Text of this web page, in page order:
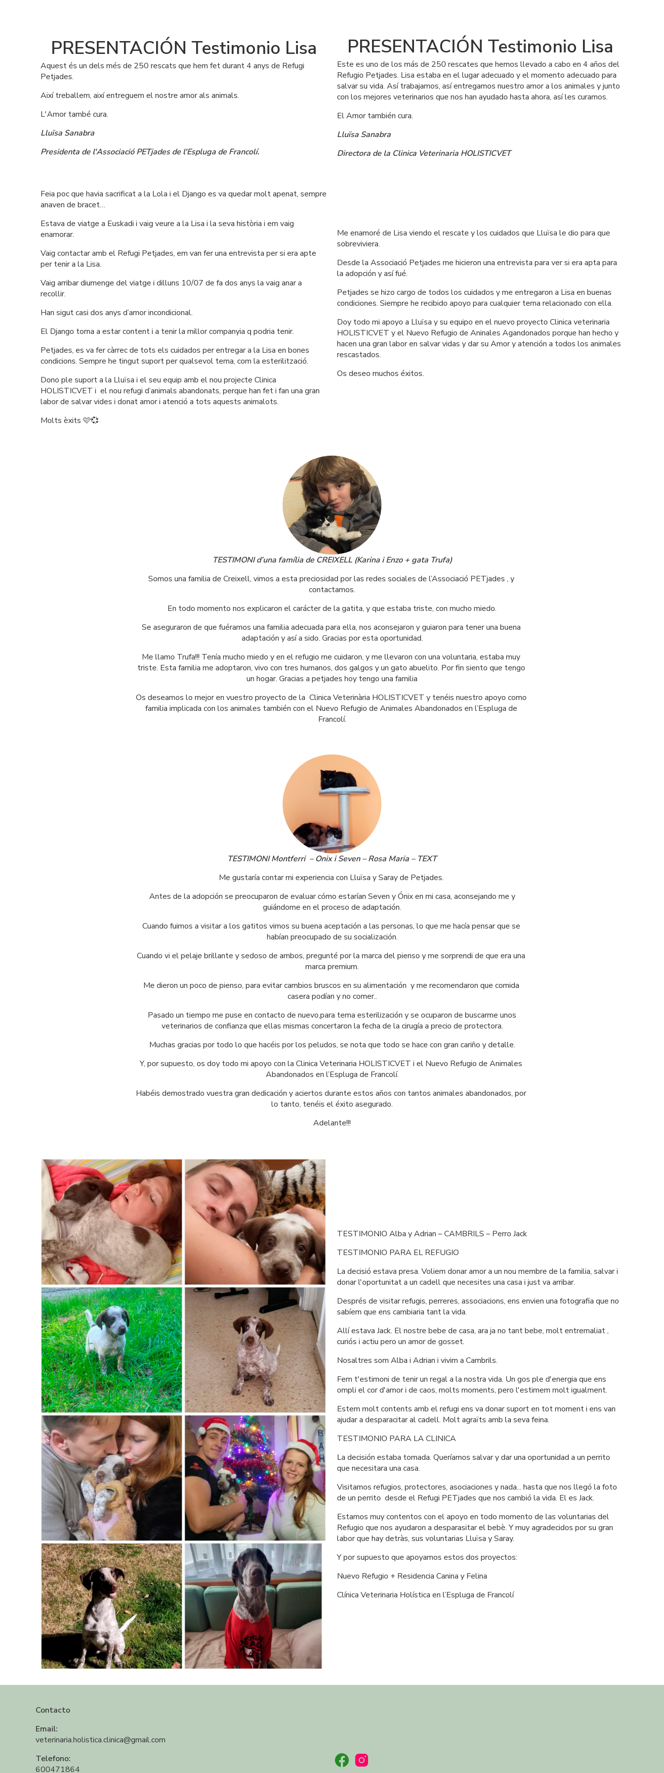
PRESENTACIÓN Testimonio Lisa
Aquest és un dels més de 250 rescats que hem fet durant 4 anys de Refugi
Petjades.
Així treballem, així entreguem el nostre amor als animals.
L'Amor també cura.
Lluïsa Sanabra
Presidenta de l'Associació PETjades de l'Espluga de Francolí.
PRESENTACIÓN Testimonio Lisa
Este es uno de los más de 250 rescates que hemos llevado a cabo en 4 años del
Refugio Petjades. Lisa estaba en el lugar adecuado y el momento adecuado para
salvar su vida. Así trabajamos, así entregamos nuestro amor a los animales y junto
con los mejores veterinarios que nos han ayudado hasta ahora, así les curamos.
El Amor también cura.
Lluïsa Sanabra
Directora de la Clinica Veterinaria HOLISTICVET
Feia poc que havia sacrificat a la Lola i el Django es va quedar molt apenat, sempre
anaven de bracet…
Estava de viatge a Euskadi i vaig veure a la Lisa i la seva història i em vaig
enamorar.
Vaig contactar amb el Refugi Petjades, em van fer una entrevista per si era apte
per tenir a la Lisa.
Vaig arribar diumenge del viatge i dilluns 10/07 de fa dos anys la vaig anar a
recollir.
Han sigut casi dos anys d’amor incondicional.
El Django torna a estar content i a tenir la millor companyia q podria tenir.
Petjades, es va fer càrrec de tots els cuidados per entregar a la Lisa en bones
condicions. Sempre he tingut suport per qualsevol tema, com la esterilització.
Dono ple suport a la Lluïsa i el seu equip amb el nou projecte Clinica
HOLISTICVET i  el nou refugi d’animals abandonats, perque han fet i fan una gran
labor de salvar vides i donat amor i atenció a tots aquests animalots.
Molts èxits 🩷💞
Me enamoré de Lisa viendo el rescate y los cuidados que Lluïsa le dio para que
sobreviviera.
Desde la Associació Petjades me hicieron una entrevista para ver si era apta para
la adopción y así fué.
Petjades se hizo cargo de todos los cuidados y me entregaron a Lisa en buenas
condiciones. Siempre he recibido apoyo para cualquier tema relacionado con ella.
Doy todo mi apoyo a Lluïsa y su equipo en el nuevo proyecto Clinica veterinaria
HOLISTICVET y el Nuevo Refugio de Aninales Agandonados porque han hecho y
hacen una gran labor en salvar vidas y dar su Amor y atención a todos los animales
rescastados.
Os deseo muchos éxitos.
TESTIMONI d’una família de CREIXELL (Karina i Enzo + gata Trufa)
Somos una familia de Creixell, vimos a esta preciosidad por las redes sociales de l’Associació PETjades , y
contactamos.
En todo momento nos explicaron el carácter de la gatita, y que estaba triste, con mucho miedo.
Se aseguraron de que fuéramos una familia adecuada para ella, nos aconsejaron y guiaron para tener una buena
adaptación y así a sido. Gracias por esta oportunidad.
Me llamo Trufa!!! Tenía mucho miedo y en el refugio me cuidaron, y me llevaron con una voluntaria, estaba muy
triste. Esta familia me adoptaron, vivo con tres humanos, dos galgos y un gato abuelito. Por fin siento que tengo
un hogar. Gracias a petjades hoy tengo una familia
Os deseamos lo mejor en vuestro proyecto de la  Clinica Veterinària HOLISTICVET y tenéis nuestro apoyo como
familia implicada con los animales también con el Nuevo Refugio de Animales Abandonados en l’Espluga de
Francolí.
TESTIMONI Montferri  – Onix i Seven – Rosa Maria – TEXT
Me gustaría contar mi experiencia con Lluïsa y Saray de Petjades.
Antes de la adopción se preocuparon de evaluar cómo estarían Seven y Ónix en mi casa, aconsejando me y
guiándome en el proceso de adaptación.
Cuando fuimos a visitar a los gatitos vimos su buena aceptación a las personas, lo que me hacía pensar que se
habían preocupado de su socialización.
Cuando vi el pelaje brillante y sedoso de ambos, pregunté por la marca del pienso y me sorprendi de que era una
marca premium.
Me dieron un poco de pienso, para evitar cambios bruscos en su alimentación  y me recomendaron que comida
casera podían y no comer..
Pasado un tiempo me puse en contacto de nuevo,para tema esterilización y se ocuparon de buscarme unos
veterinarios de confianza que ellas mismas concertaron la fecha de la cirugía a precio de protectora.
Muchas gracias por todo lo que hacéis por los peludos, se nota que todo se hace con gran cariño y detalle.
Y, por supuesto, os doy todo mi apoyo con la Clinica Veterinaria HOLISTICVET i el Nuevo Refugio de Animales
Abandonados en l’Espluga de Francolí.
Habéis demostrado vuestra gran dedicación y aciertos durante estos años con tantos animales abandonados, por
lo tanto, tenéis el éxito asegurado.
Adelante!!!
TESTIMONIO Alba y Adrian – CAMBRILS – Perro Jack
TESTIMONIO PARA EL REFUGIO
La decisió estava presa. Voliem donar amor a un nou membre de la familia, salvar i
donar l'oportunitat a un cadell que necesites una casa i just va arribar.
Després de visitar refugis, perreres, associacions, ens envien una fotografia que no
sabíem que ens cambiaria tant la vida.
Allí estava Jack. El nostre bebe de casa, ara ja no tant bebe, molt entremaliat ,
curiós i actiu pero un amor de gosset.
Nosaltres som Alba i Adrian i vivim a Cambrils.
Fem t'estimoni de tenir un regal a la nostra vida. Un gos ple d'energia que ens
ompli el cor d'amor i de caos, molts moments, pero l'estimem molt igualment.
Estem molt contents amb el refugi ens va donar suport en tot moment i ens van
ajudar a desparacitar al cadell. Molt agraïts amb la seva feina.
TESTIMONIO PARA LA CLINICA
La decisión estaba tomada. Queríamos salvar y dar una oportunidad a un perrito
que necesitara una casa.
Visitamos refugios, protectores, asociaciones y nada... hasta que nos llegó la foto
de un perrito  desde el Refugi PETjades que nos cambió la vida. El es Jack.
Estamos muy contentos con el apoyo en todo momento de las voluntarias del
Refugio que nos ayudaron a desparasitar el bebè. Y muy agradecidos por su gran
labor que hay detràs, sus voluntarias Lluïsa y Saray.
Y por supuesto que apoyamos estos dos proyectos:
Nuevo Refugio + Residencia Canina y Felina
Clínica Veterinaria Holística en l’Espluga de Francolí
Contacto
Email:
veterinaria.holistica.clinica@gmail.com
Telefono:
600471864